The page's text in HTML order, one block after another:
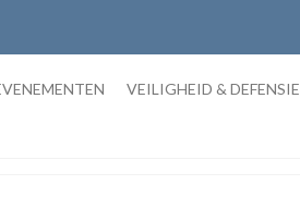
VEILIGHEID & DEFENSIE